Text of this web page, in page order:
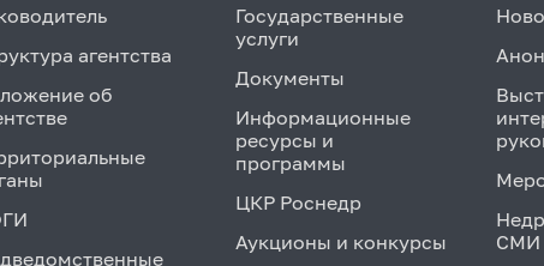
агентства
об
Государственные
услуги
Документы
Информационные
ресурсы и
программы
ЦКР Роснедр
Аукционы и конкурсы
СМИ